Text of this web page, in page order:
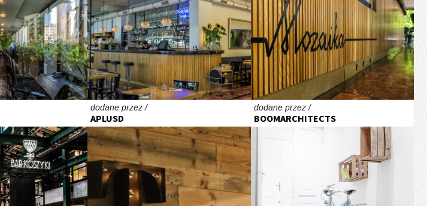
dodane przez /
APLUSD
dodane przez /
BOOMARCHITECTS